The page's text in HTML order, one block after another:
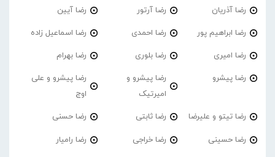
رضا آذریان رضا آرتور رضا آیین
رضا ابراهیم پور رضا احمدی رضا اسماعیل زاده
رضا امیری رضا بلوری رضا بهرام
رضا پیشرو
رضا پیشرو و
امیرتیک
رضا پیشرو و علی
اوج
رضا تیتو و علیرضا رضا ثابتی رضا حسنی
رضا حسینی رضا خراجی رضا رامیار